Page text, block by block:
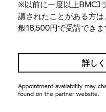
※以前に一度以上BMCJ
講されたことがある方
般18,500円で受講できま
詳し
Appointment availability may
found on the partner website.